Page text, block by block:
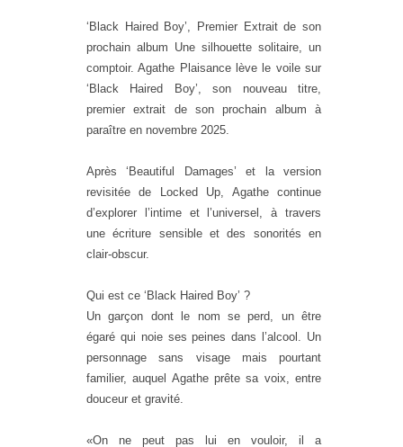
‘Black Haired Boy’, Premier Extrait de son
prochain album Une silhouette solitaire, un
comptoir. Agathe Plaisance lève le voile sur
‘Black Haired Boy’, son nouveau titre,
premier extrait de son prochain album à
paraître en novembre 2025.
Après ‘Beautiful Damages’ et la version
revisitée de Locked Up, Agathe continue
d’explorer l’intime et l’universel, à travers
une écriture sensible et des sonorités en
clair-obscur.
Qui est ce ‘Black Haired Boy’ ?
Un garçon dont le nom se perd, un être
égaré qui noie ses peines dans l’alcool. Un
personnage sans visage mais pourtant
familier, auquel Agathe prête sa voix, entre
douceur et gravité.
«On ne peut pas lui en vouloir, il a